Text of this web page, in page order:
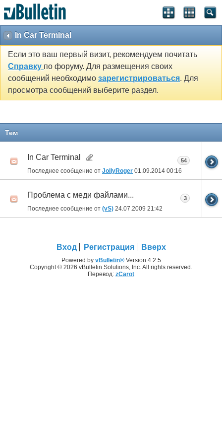
In Car Terminal
Если это ваш первый визит, рекомендуем почитать
Справку по форуму. Для размещения своих
сообщений необходимо зарегистрироваться. Для
просмотра сообщений выберите раздел.
Тем
In Car Terminal
Последнее сообщение от JollyRoger 01.09.2014 00:16
54
Проблема с меди файлами...
Последнее сообщение от (vS) 24.07.2009 21:42
3
Вход Регистрация Вверх
Powered by vBulletin®Version 4.2.5
Copyright © 2026 vBulletin Solutions, Inc. All rights reserved.
Перевод: zCarot